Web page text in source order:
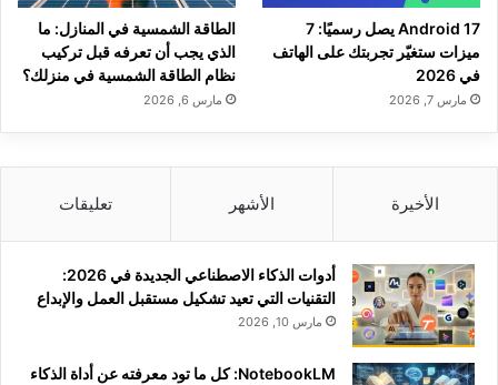
Android 17 يصل رسميًا: 7
ميزات ستغيّر تجربتك على الهاتف
في 2026
مارس 7, 2026
الطاقة الشمسية في المنازل: ما
الذي يجب أن تعرفه قبل تركيب
نظام الطاقة الشمسية في منزلك؟
مارس 6, 2026
الأخيرة الأشهر تعليقات
أدوات الذكاء الاصطناعي الجديدة في 2026:
التقنيات التي تعيد تشكيل مستقبل العمل والإبداع
مارس 10, 2026
NotebookLM: كل ما تود معرفته عن أداة الذكاء